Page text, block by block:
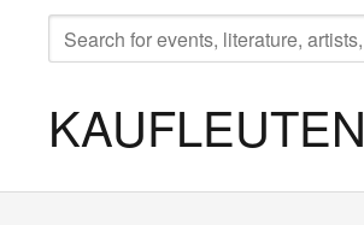
SEARCH
FOR:
KAUFLEUTEN